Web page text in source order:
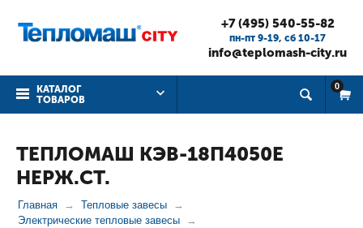
+7 (495) 540-55-82
пн-пт 9-19, cб 10-17
info@teplomash-city.ru
КАТАЛОГ
ТОВАРОВ
0
ТЕПЛОМАШ КЭВ-18П4050Е
НЕРЖ.СТ.
Главная
Тепловые завесы
Электрические тепловые завесы